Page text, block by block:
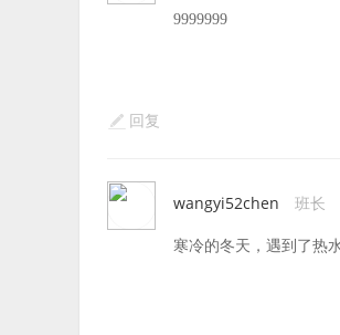
9999999
回复
wangyi52chen 班长
寒冷的冬天，遇到了热水